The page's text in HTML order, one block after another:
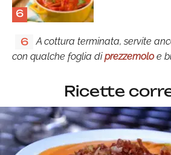
6
6
A cottura terminata, servite
con qualche foglia diprezzemoloe
Ricette